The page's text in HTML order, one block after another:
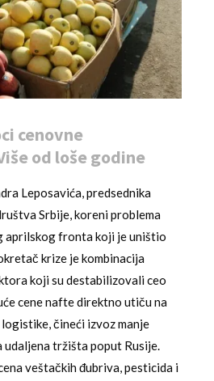
cenovne
od loše godine
Leposavića, predsednika
Srbije, koreni problema
aprilskog fronta koji je uništio
krize je kombinacija
koji su destabilizovali ceo
cene nafte direktno utiču na
čineći izvoz manje
udaljena tržišta poput Rusije.
veštačkih đubriva, pesticida i